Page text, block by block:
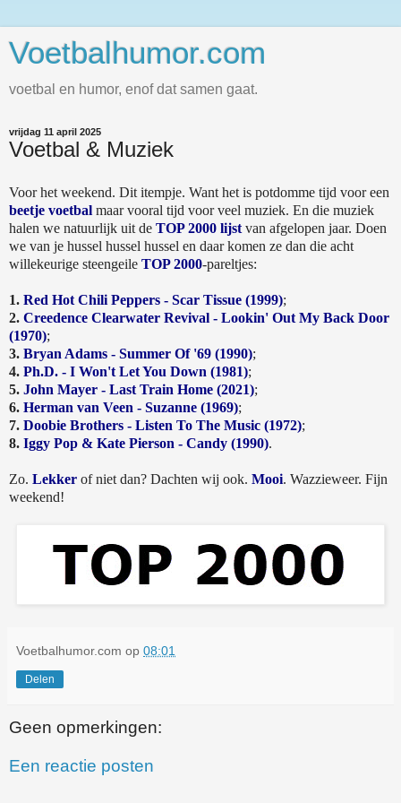
Voetbalhumor.com
voetbal en humor, enof dat samen gaat.
vrijdag 11 april 2025
Voetbal & Muziek
Voor het weekend. Dit itempje. Want het is potdomme tijd voor een
beetje voetbal maar vooral tijd voor veel muziek. En die muziek
halen we natuurlijk uit de TOP 2000 lijst van afgelopen jaar. Doen
we van je hussel hussel hussel en daar komen ze dan die acht
willekeurige steengeile TOP 2000-pareltjes:
1. Red Hot Chili Peppers - Scar Tissue (1999);
2. Creedence Clearwater Revival - Lookin' Out My Back Door
(1970);
3. Bryan Adams - Summer Of '69 (1990);
4. Ph.D. - I Won't Let You Down (1981);
5. John Mayer - Last Train Home (2021);
6. Herman van Veen - Suzanne (1969);
7. Doobie Brothers - Listen To The Music (1972);
8. Iggy Pop & Kate Pierson - Candy (1990).
Zo. Lekker of niet dan? Dachten wij ook. Mooi. Wazzieweer. Fijn
weekend!
Voetbalhumor.com op 08:01
Delen
Geen opmerkingen:
Een reactie posten